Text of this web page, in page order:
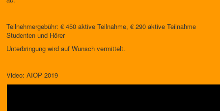
Teilnehmergebühr: € 450 aktive Teilnahme, € 290 aktive Teilnahme
Studenten und Hörer
Unterbringung wird auf Wunsch vermittelt.
Video: AIOP 2019